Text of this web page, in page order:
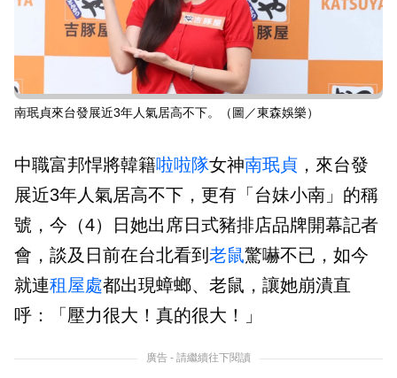
南珉貞來台發展近3年人氣居高不下。（圖／東森娛樂）
中職富邦悍將韓籍啦啦隊女神南珉貞 ，來台發
展近3年人氣居高不下，更有「台妹小南」的稱
號，今（4）日她出席日式豬排店品牌開幕記者
會，談及日前在台北看到 老鼠驚嚇不已，如今
就連租屋處都出現蟑螂、老鼠，讓她崩潰直
呼：「壓力很大！真的很大！」
廣告 - 請繼續往下閱讀